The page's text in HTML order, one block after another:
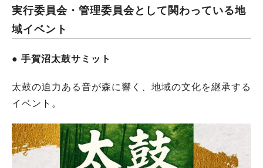
実行委員会・管理委員会として関わっている地
域イベント
● 手賀沼太鼓サミット
太鼓の迫力ある音が森に響く、地域の文化を継承する
イベント。